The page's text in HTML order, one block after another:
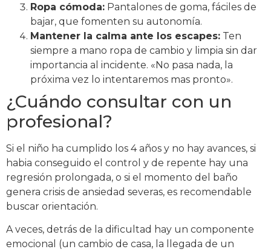
Ropa cómoda: Pantalones de goma, fáciles de
bajar, que fomenten su autonomía.
Mantener la calma ante los escapes: Ten
siempre a mano ropa de cambio y limpia sin dar
importancia al incidente. «No pasa nada, la
próxima vez lo intentaremos mas pronto».
¿Cuándo consultar con un
profesional?
Si el niño ha cumplido los 4 años y no hay avances, si
habia conseguido el control y de repente hay una
regresión prolongada, o si el momento del baño
genera crisis de ansiedad severas, es recomendable
buscar orientación.
A veces, detrás de la dificultad hay un componente
emocional (un cambio de casa, la llegada de un